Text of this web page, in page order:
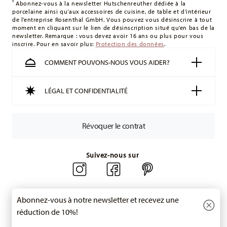
montant minimum de commande est de 135 £. La livraison
est offerte.
Suisse : Les livraisons en Suisse sont gratuites à partir de
49,90 CHF. Pour toute commande inférieure à 49,90 CHF, les
Suivi :
Vous recevrez un code de suivi par e-mail dès que
Délai de livraison en France : 5-7 jours ouvrables pour les
articles en stock. Vous pouvez consulter les délais de
Pour les retours, veuillez utiliser notre
Abonnez-vous à la newsletter Hutschenreuther dédiée à la
porcelaine ainsi qu’aux accessoires de cuisine, de table et d’intérieur
de l’entreprise Rosenthal GmbH. Vous pouvez vous désinscrire à tout
moment en cliquant sur le lien de désinscription situé qu’en bas de la
newsletter. Remarque : vous devez avoir 16 ans ou plus pour vous
inscrire. Pour en savoir plus: Protection des données.
COMMENT POUVONS-NOUS VOUS AIDER?
LÉGAL ET CONFIDENTIALITÉ
Révoquer le contrat
Suivez-nous sur
Abonnez-vous à notre newsletter et recevez une
réduction de 10%!